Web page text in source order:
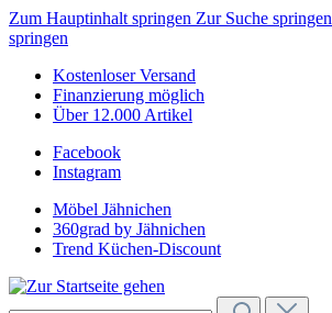
Zum Hauptinhalt springen Zur Suche springen
springen
Kostenloser Versand
Finanzierung möglich
Über 12.000 Artikel
Facebook
Instagram
Möbel Jähnichen
360grad by Jähnichen
Trend Küchen-Discount